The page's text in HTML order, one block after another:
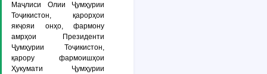
Маҷлиси Олии Ҷумҳурии
Тоҷикистон, қарорҳои
якҷояи онҳо, фармону
амрҳои Президенти
Ҷумҳурии Тоҷикистон,
қарору фармоишҳои
Ҳукумати Ҷумҳурии